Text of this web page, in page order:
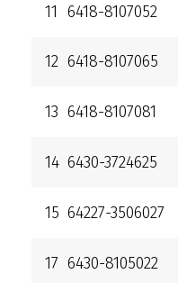
11 6418-8107052
12 6418-8107065
13 6418-8107081
14 6430-3724625
15 64227-3506027
17 6430-8105022